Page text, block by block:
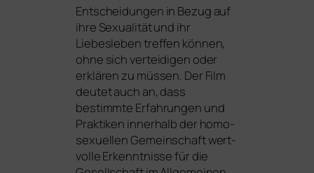
Entscheidungen in Bezug auf
ihre Sexualität und ihr
Liebesleben tref­fen kön­nen,
ohne sich ver­tei­di­gen oder
erklä­ren zu müs­sen. Der Film
deu­tet auch an, dass
bestimm­te Erfahrungen und
Praktiken inner­halb der homo­
se­xu­el­len Gemeinschaft wert­
vol­le Erkenntnisse für die